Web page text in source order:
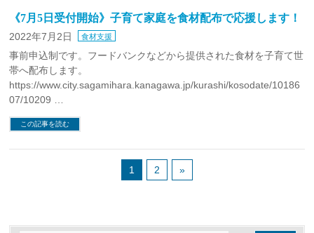
《7月5日受付開始》子育て家庭を食材配布で応援します！
2022年7月2日 食材支援
事前申込制です。フードバンクなどから提供された食材を子育て世
帯へ配布します。
https://www.city.sagamihara.kanagawa.jp/kurashi/kosodate/10186
07/10209 …
この記事を読む
1 2 »